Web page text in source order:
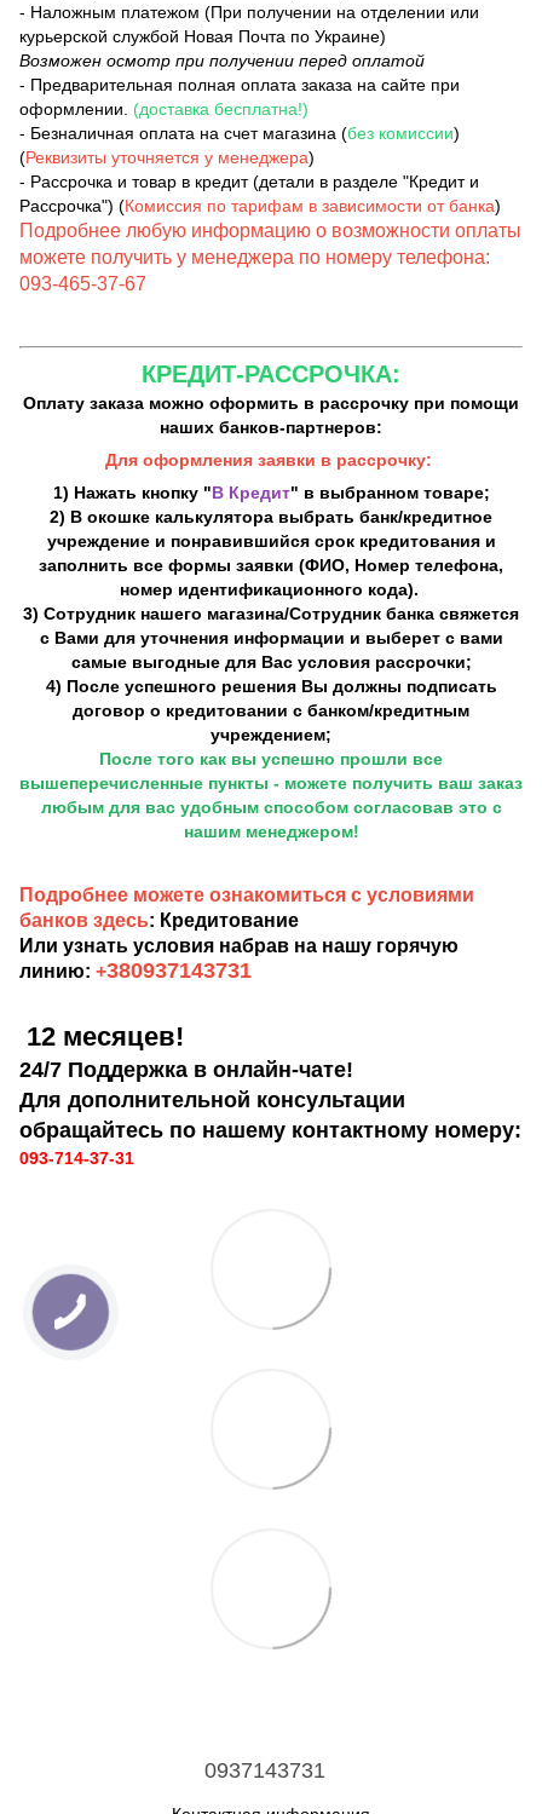
- Наложным платежом (При получении на отделении или
курьерской службой Новая Почта по Украине)
Возможен осмотр при получении перед оплатой
- Предварительная полная оплата заказа на сайте при
оформлении. (доставка бесплатна!)
- Безналичная оплата на счет магазина (без комиссии)
(Реквизиты уточняется у менеджера)
- Рассрочка и товар в кредит (детали в разделе "Кредит и
Рассрочка") (Комиссия по тарифам в зависимости от банка)
Подробнее любую информацию о возможности оплаты
можете получить у менеджера по номеру телефона:
093-465-37-67
КРЕДИТ-РАССРОЧКА:
Оплату заказа можно оформить в рассрочку при помощи
наших банков-партнеров:
Для оформления заявки в рассрочку:
1) Нажать кнопку "В Кредит" в выбранном товаре;
2) В окошке калькулятора выбрать банк/кредитное
учреждение и понравившийся срок кредитования и
заполнить все формы заявки (ФИО, Номер телефона,
номер идентификационного кода).
3) Сотрудник нашего магазина/Сотрудник банка свяжется
с Вами для уточнения информации и выберет с вами
самые выгодные для Вас условия рассрочки;
4) После успешного решения Вы должны подписать
договор о кредитовании с банком/кредитным
учреждением;
После того как вы успешно прошли все
вышеперечисленные пункты - можете получить ваш заказ
любым для вас удобным способом согласовав это с
нашим менеджером!
Подробнее можете ознакомиться с условиями
банков здесь: Кредитование
Или узнать условия набрав на нашу горячую
линию: +380937143731
12 месяцев!
24/7 Поддержка в онлайн-чате!
Для дополнительной консультации
обращайтесь по нашему контактному номеру:
093-714-37-31
0937143731